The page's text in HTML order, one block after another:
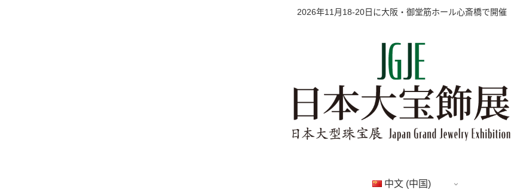
2026年11月18-20日に大阪・御堂筋ホール心斎橋で開催
中文 (中国)